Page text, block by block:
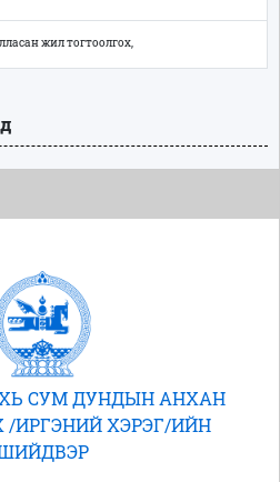
жил тогтоолгох,
СУМ ДУНДЫН АНХАН
ИРГЭНИЙ ХЭРЭГ/ИЙН